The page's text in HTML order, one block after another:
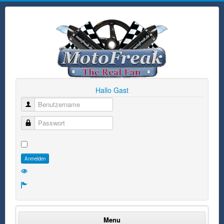
Hallo Gast
Benutzername
Passwort
Anmelden
Menu